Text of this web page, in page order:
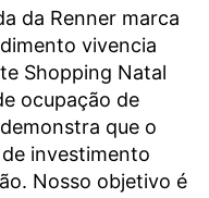
da Renner marca
vivencia
Shopping Natal
ocupação de
que o
investimento
Nosso objetivo é